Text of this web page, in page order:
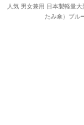
人気 男女兼用 日本製軽量
たみ傘）ブル